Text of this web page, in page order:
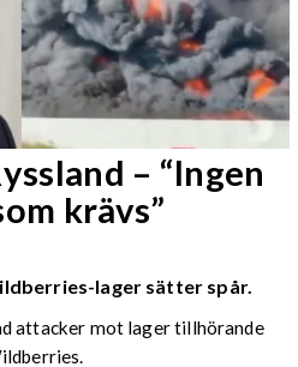
– “Ingen
krävs”
lager sätter spår.
attacker mot lager tillhörande